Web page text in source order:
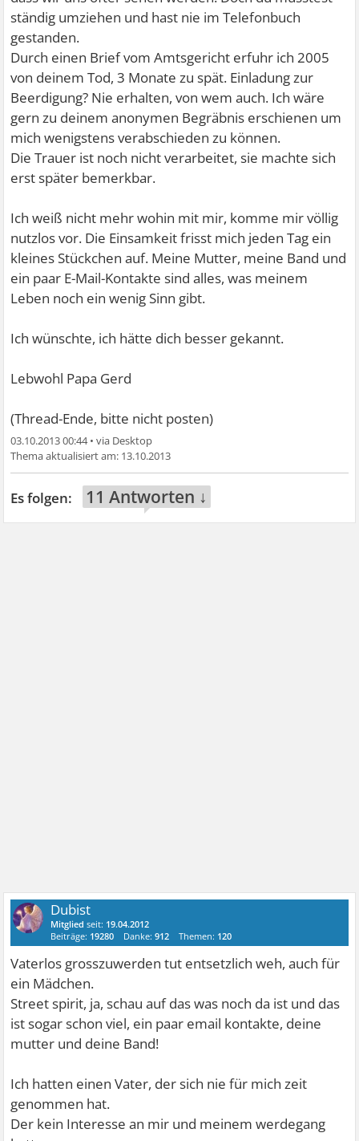
ständig umziehen und hast nie im Telefonbuch
gestanden.
Durch einen Brief vom Amtsgericht erfuhr ich 2005
von deinem Tod, 3 Monate zu spät. Einladung zur
Beerdigung? Nie erhalten, von wem auch. Ich wäre
gern zu deinem anonymen Begräbnis erschienen um
mich wenigstens verabschieden zu können.
Die Trauer ist noch nicht verarbeitet, sie machte sich
erst später bemerkbar.
Ich weiß nicht mehr wohin mit mir, komme mir völlig
nutzlos vor. Die Einsamkeit frisst mich jeden Tag ein
kleines Stückchen auf. Meine Mutter, meine Band und
ein paar E-Mail-Kontakte sind alles, was meinem
Leben noch ein wenig Sinn gibt.
Ich wünschte, ich hätte dich besser gekannt.
Lebwohl Papa Gerd
(Thread-Ende, bitte nicht posten)
03.10.2013 00:44•
13.10.2013
11 Antworten ↓
Dubist
Mitglied seit: 19.04.2012
Beiträge: 19280 Danke:912 Themen: 120
Vaterlos grosszuwerden tut entsetzlich weh, auch für
ein Mädchen.
Street spirit, ja, schau auf das was noch da ist und das
ist sogar schon viel, ein paar email kontakte, deine
mutter und deine Band!
Ich hatten einen Vater, der sich nie für mich zeit
genommen hat.
Der kein Interesse an mir und meinem werdegang